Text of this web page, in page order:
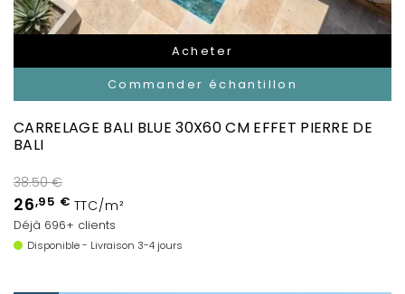
Acheter
Commander échantillon
CARRELAGE BALI BLUE 30X60 CM EFFET PIERRE DE
BALI
38.50 €
26,95 € TTC/m²
Déjà 696+ clients
Disponible - Livraison 3-4 jours